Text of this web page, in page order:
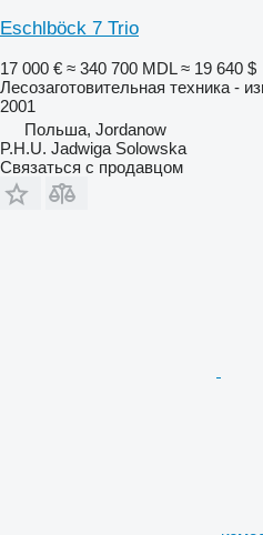
Eschlböck 7 Trio
17 000 € ≈ 340 700 MDL ≈ 19 640 $
Лесозаготовительная техника -
2001
Польша, Jordanow
P.H.U. Jadwiga Solowska
Связаться с продавцом